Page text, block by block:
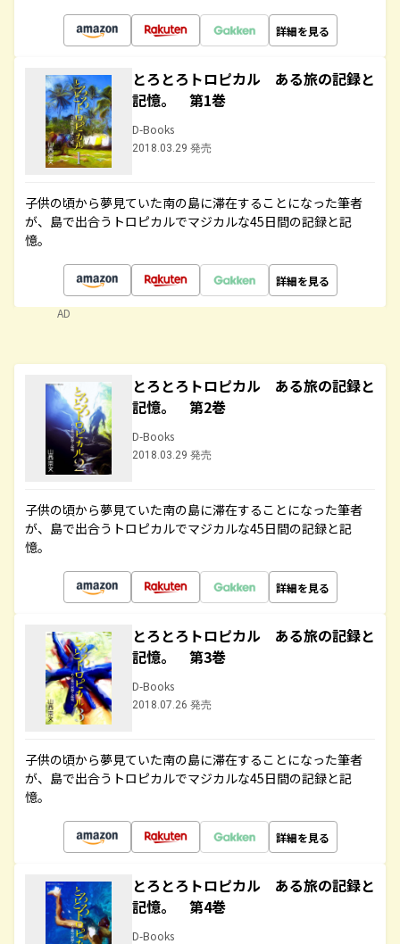
詳細を見る
とろとろトロピカル ある旅の記録と
記憶。 第1巻
D-Books
2018.03.29 発売
子供の頃から夢見ていた南の島に滞在することになった筆者
が、島で出合うトロピカルでマジカルな45日間の記録と記
憶。
詳細を見る
AD
とろとろトロピカル ある旅の記録と
記憶。 第2巻
D-Books
2018.03.29 発売
子供の頃から夢見ていた南の島に滞在することになった筆者
が、島で出合うトロピカルでマジカルな45日間の記録と記
憶。
詳細を見る
とろとろトロピカル ある旅の記録と
記憶。 第3巻
D-Books
2018.07.26 発売
子供の頃から夢見ていた南の島に滞在することになった筆者
が、島で出合うトロピカルでマジカルな45日間の記録と記
憶。
詳細を見る
とろとろトロピカル ある旅の記録と
記憶。 第4巻
D-Books